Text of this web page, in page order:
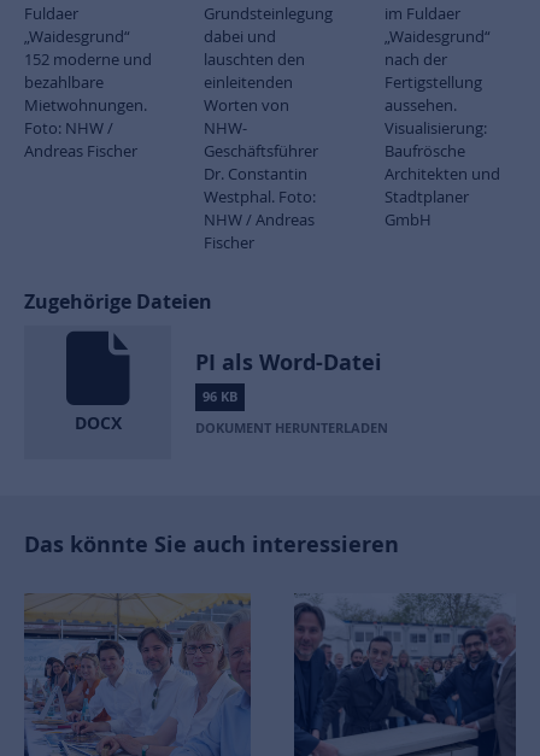
Fuldaer
„Waidesgrund“
152 moderne und
bezahlbare
Mietwohnungen.
Foto: NHW /
Andreas Fischer
Grundsteinlegung
dabei und
lauschten den
einleitenden
Worten von
NHW-
Geschäftsführer
Dr. Constantin
Westphal. Foto:
NHW / Andreas
Fischer
im Fuldaer
„Waidesgrund“
nach der
Fertigstellung
aussehen.
Visualisierung:
Baufrösche
Architekten und
Stadtplaner
GmbH
Zugehörige Dateien
DOCX
PI als Word-Datei
96 KB
DOKUMENT HERUNTERLADEN
Das könnte Sie auch interessieren